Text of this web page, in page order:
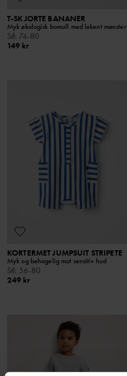
T-SKJORTE BANANER
Myk økologisk bomull med lekent mønster
Stl: 74-80
149 kr
KORTERMET JUMPSUIT STRIPETE
Myk og behagelig mot sensitiv hud
Stl: 56-80
249 kr